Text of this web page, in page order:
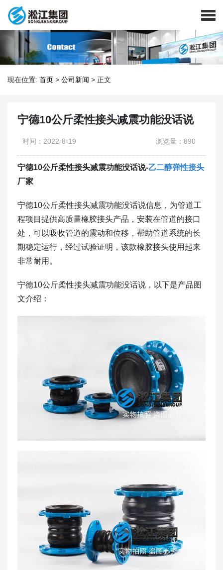
现在位置: 首页 > 公司新闻 > 正文
宁德10公斤柔性接头减震功能没话说
时间：2022-8-19 浏览量：890
宁德10公斤柔性接头减震功能没话说-乙二醇弹性接头
厂家
​宁德10公斤柔性接头减震功能没话说信息，为管道工
程项目提供高质量橡胶接头产品，安装在管道的接口
处，可以吸收管道的震动和位移，帮助管道系统的长
期稳定运行，经过试验证明，该款橡胶接头使用起来
非常耐用。
宁德10公斤柔性接头减震功能没话说，以下是产品图
文介绍：